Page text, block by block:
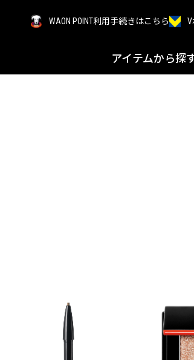
WAON POINT利用手続きはこちら
アイテムから探